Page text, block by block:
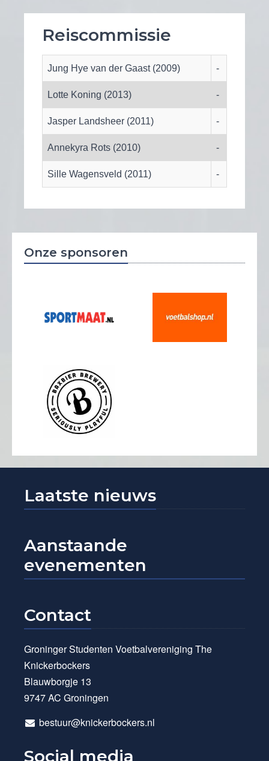
Reiscommissie
Jung Hye van der Gaast (2009) -
Lotte Koning (2013) -
Jasper Landsheer (2011) -
Annekyra Rots (2010) -
Sille Wagensveld (2011) -
Onze sponsoren
Laatste nieuws
Aanstaande
evenementen
Contact
Groninger Studenten Voetbalvereniging The
Knickerbockers
Blauwborgje 13
9747 AC Groningen
bestuur@knickerbockers.nl
Social media